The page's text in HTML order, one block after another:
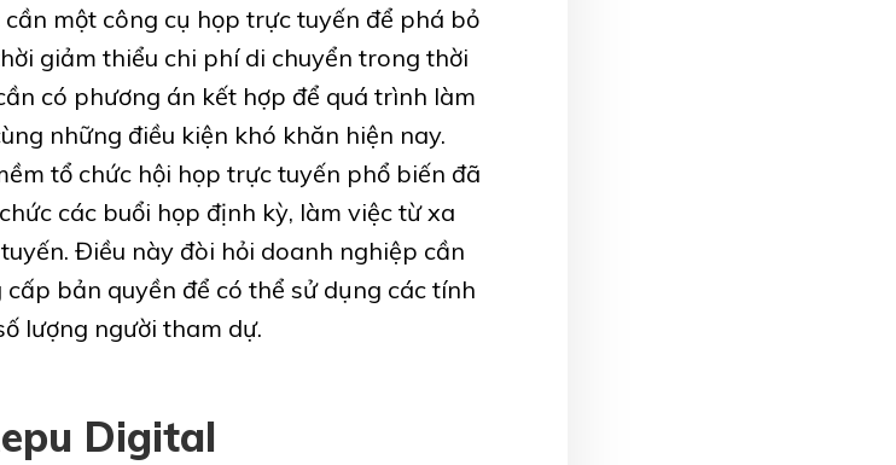
một công cụ họp trực tuyến để phá bỏ
giảm thiểu chi phí di chuyển trong thời
có phương án kết hợp để quá trình làm
những điều kiện khó khăn hiện nay.
tổ chức hội họp trực tuyến phổ biến đã
các buổi họp định kỳ, làm việc từ xa
Điều này đòi hỏi doanh nghiệp cần
bản quyền để có thể sử dụng các tính
lượng người tham dự.
Digital